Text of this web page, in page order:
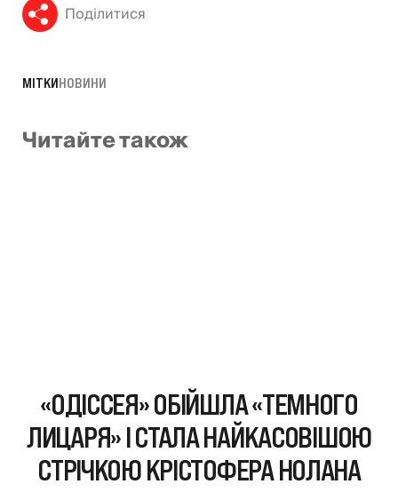
Поділитися
МІТКИНОВИНИ
Читайте також
«ОДІССЕЯ» ОБІЙШЛА «ТЕМНОГО
ЛИЦАРЯ» І СТАЛА НАЙКАСОВІШОЮ
СТРІЧКОЮ КРІСТОФЕРА НОЛАНА